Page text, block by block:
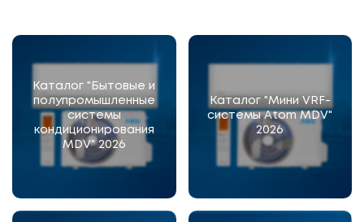
Каталог "Бытовые и
полупромышленные
системы
кондиционирования
MDV" 2026
Каталог "Мини VRF-
системы Atom MDV"
2026